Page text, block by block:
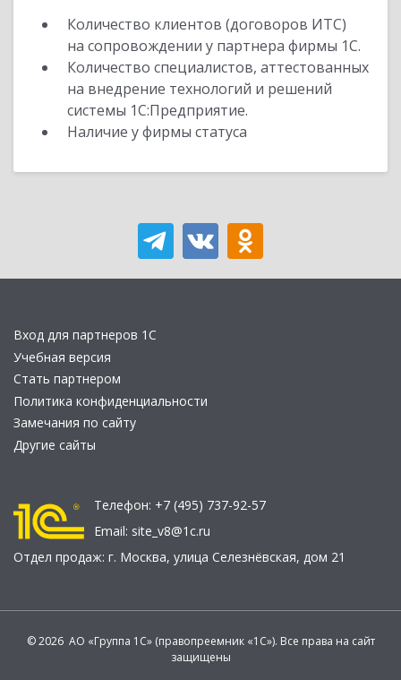
Количество клиентов (договоров ИТС)
на сопровождении у партнера фирмы 1С.
Количество специалистов, аттестованных
на внедрение технологий и решений
системы 1С:Предприятие.
Наличие у фирмы статуса
Вход для партнеров 1С
Учебная версия
Стать партнером
Политика конфиденциальности
Замечания по сайту
Другие сайты
Телефон: +7 (495) 737-92-57
Email: site_v8@1c.ru
Отдел продаж: г. Москва, улица Селезнёвская, дом 21
© 2026 АО «Группа 1С» (правопреемник «1С»). Все права на сайт
защищены